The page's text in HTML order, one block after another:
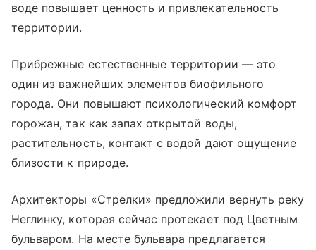
воде повышает ценность и привлекательность
территории.
Прибрежные естественные территории — это
один из важнейших элементов биофильного
города. Они повышают психологический комфорт
горожан, так как запах открытой воды,
растительность, контакт с водой дают ощущение
близости к природе.
Архитекторы «Стрелки» предложили вернуть реку
Неглинку, которая сейчас протекает под Цветным
бульваром. На месте бульвара предлагается